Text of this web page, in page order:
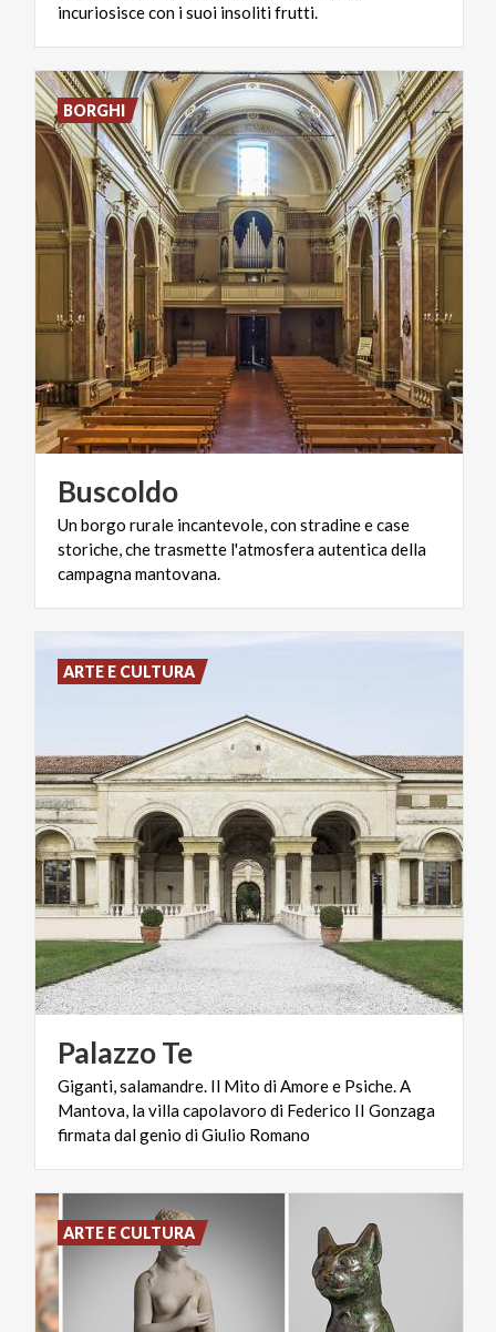
incuriosiscecon isuoi insolitifrutti.
Buscoldo
Un borgo rurale incantevole, con stradine e case
storiche, che trasmette l'atmosfera autentica della
campagna mantovana.
BORGHI
PalazzoTe
Giganti, salamandre. Il Mito di Amore e Psiche. A
Mantova, la villa capolavoro di Federico II Gonzaga
firmata dal genio di Giulio Romano
ARTE E CULTURA
ARTE E CULTURA